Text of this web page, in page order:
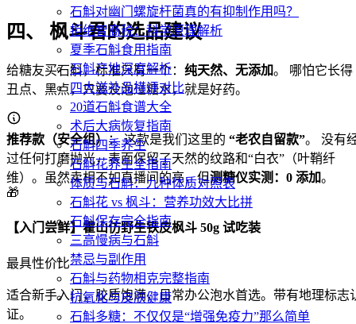
石斛对幽门螺旋杆菌真的有抑制作用吗？
拒绝智商税：科学原理解析
夏季石斛食用指南
石斛产地深度解析
四大滋补品横评对比
20道石斛食谱大全
术后大病恢复指南
石斛四季养生
石斛花养生全指南
体质与石斛：九种体质对照表
石斛花 vs 枫斗：营养功效大比拼
石斛保存完全指南
三高慢病与石斛
禁忌与副作用
石斛与药物相克完整指南
抗氧化与皮肤健康
石斛多糖：不仅仅是“增强免疫力”那么简单
四、 枫斗君的选品建议
给糖友买石斛，标准只有一个： 纯天然、无添加。 哪怕它长得
丑点、黑点，只要没泡过糖水，就是好药。
推荐款（安全组）： 这款是我们这里的 “老农自留款”。 没有
过任何打磨抛光，表面保留了天然的纹路和“白衣”（叶鞘纤
维）。虽然卖相不如直播间的亮，但测糖仪实测：0 添加。
🎁
【入门尝鲜】霍山仿野生铁皮枫斗 50g 试吃装
最具性价比
适合新手入门，胶质饱满，日常办公泡水首选。带有地理标志
证。